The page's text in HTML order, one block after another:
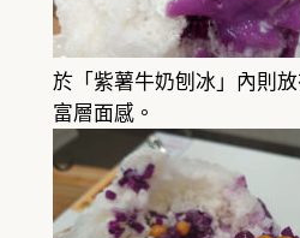
於「紫薯牛奶刨冰」內則
富層面感。